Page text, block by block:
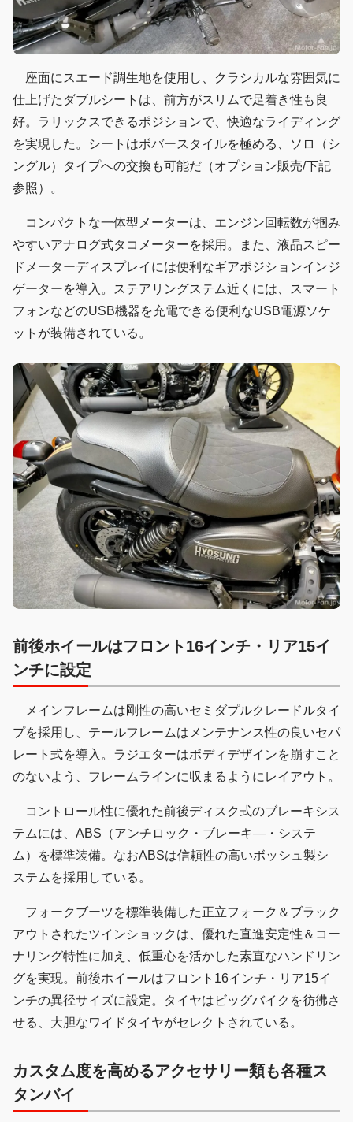
座面にスエード調生地を使用し、クラシカルな雰囲気に
仕上げたダブルシートは、前方がスリムで足着き性も良
好。ラリックスできるポジションで、快適なライディング
を実現した。シートはボバースタイルを極める、ソロ（シ
ングル）タイプへの交換も可能だ（オプション販売/下記
参照）。
コンパクトな一体型メーターは、エンジン回転数が掴み
やすいアナログ式タコメーターを採用。また、液晶スピー
ドメーターディスプレイには便利なギアポジションインジ
ゲーターを導入。ステアリングステム近くには、スマート
フォンなどのUSB機器を充電できる便利なUSB電源ソケ
ットが装備されている。
前後ホイールはフロント16インチ・リア15イ
ンチに設定
メインフレームは剛性の高いセミダプルクレードルタイ
プを採用し、テールフレームはメンテナンス性の良いセパ
レート式を導入。ラジエターはボディデザインを崩すこと
のないよう、フレームラインに収まるようにレイアウト。
コントロール性に優れた前後ディスク式のブレーキシス
テムには、ABS（アンチロック・ブレーキ―・システ
ム）を標準装備。なおABSは信頼性の高いボッシュ製シ
ステムを採用している。
フォークブーツを標準装備した正立フォーク＆ブラック
アウトされたツインショックは、優れた直進安定性＆コー
ナリング特性に加え、低重心を活かした素直なハンドリン
グを実現。前後ホイールはフロント16インチ・リア15イ
ンチの異径サイズに設定。タイヤはビッグバイクを彷彿さ
せる、大胆なワイドタイヤがセレクトされている。
カスタム度を高めるアクセサリー類も各種ス
タンバイ